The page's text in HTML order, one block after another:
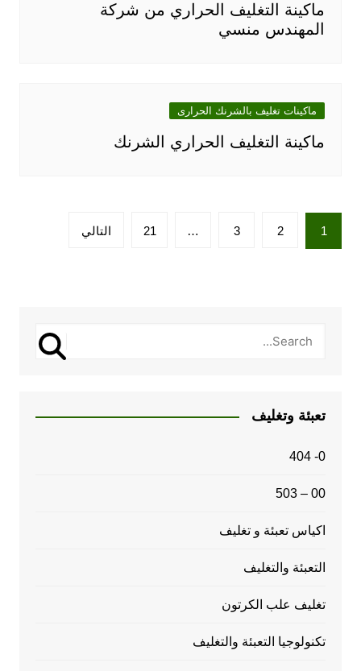
ماكينة التغليف الحراري من شركة
المهندس منسي
ماكينات تغليف بالشرنك الحرارى
ماكينة التغليف الحراري الشرنك
تعدد
صفحات
1
2
3
…
21 التالي
تعبئة وتغليف
0- 404
00 – 503
اكياس تعبئة و تغليف
التعبئة والتغليف
تغليف علب الكرتون
تكنولوجيا التعبئة والتغليف